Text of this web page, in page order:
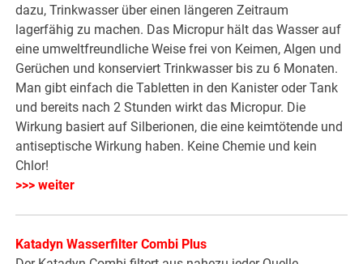
dazu, Trinkwasser über einen längeren Zeitraum
lagerfähig zu machen. Das Micropur hält das Wasser auf
eine umweltfreundliche Weise frei von Keimen, Algen und
Gerüchen und konserviert Trinkwasser bis zu 6 Monaten.
Man gibt einfach die Tabletten in den Kanister oder Tank
und bereits nach 2 Stunden wirkt das Micropur. Die
Wirkung basiert auf Silberionen, die eine keimtötende und
antiseptische Wirkung haben. Keine Chemie und kein
Chlor!
>>> weiter
Katadyn Wasserfilter Combi Plus